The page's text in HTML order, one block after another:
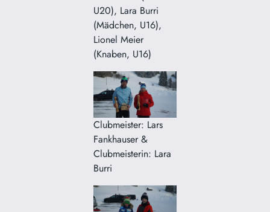
U20), Lara Burri
(Mädchen, U16),
Lionel Meier
(Knaben, U16)
Clubmeister: Lars
Fankhauser &
Clubmeisterin: Lara
Burri